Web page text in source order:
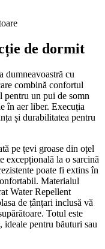
de dormit
dumneavoastră cu
combină confortul
pentru un pui de somn
în aer liber. Execuția
și durabilitatea pentru
pe țevi groase din oțel
excepțională la o sarcină
poate fi extins în
Materialul
Water Repellent
de țânțari inclusă vă
Totul este
ideale pentru băuturi sau